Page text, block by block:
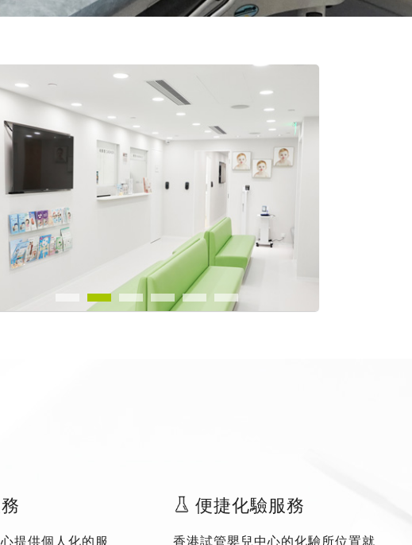
提供個人化的服
便捷化驗服務
香港試管嬰兒中心的化驗所位置就